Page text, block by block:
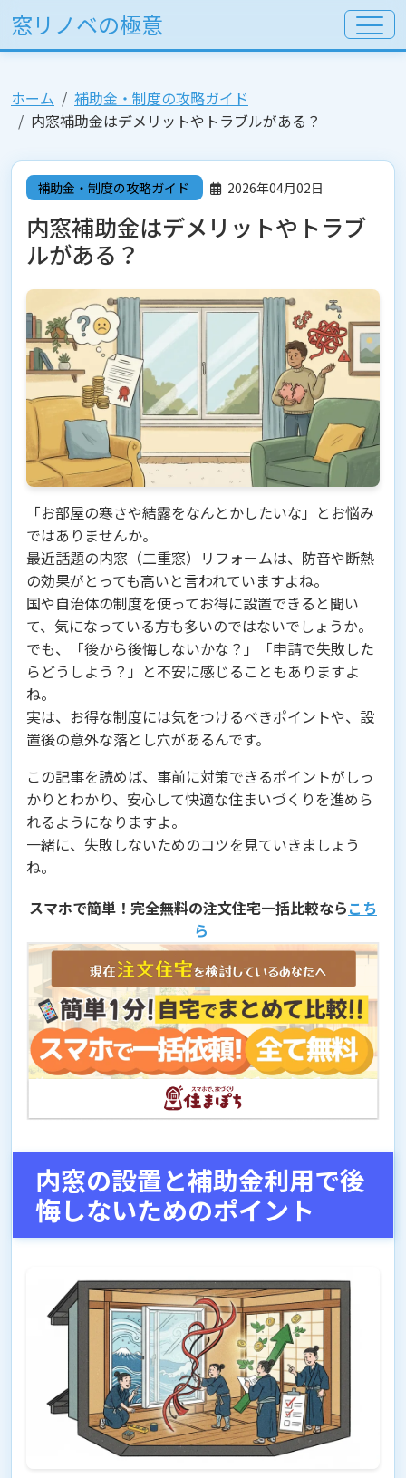
窓リノベの極意
ホーム
補助金・制度の攻略ガイド
内窓補助金はデメリットやトラブルがある？
補助金・制度の攻略ガイド 2026年04月02日
内窓補助金はデメリットやトラブ
ルがある？
「お部屋の寒さや結露をなんとかしたいな」とお悩み
ではありませんか。
最近話題の内窓（二重窓）リフォームは、防音や断熱
の効果がとっても高いと言われていますよね。
国や自治体の制度を使ってお得に設置できると聞い
て、気になっている方も多いのではないでしょうか。
でも、「後から後悔しないかな？」「申請で失敗した
らどうしよう？」と不安に感じることもありますよ
ね。
実は、お得な制度には気をつけるべきポイントや、設
置後の意外な落とし穴があるんです。
この記事を読めば、事前に対策できるポイントがしっ
かりとわかり、安心して快適な住まいづくりを進めら
れるようになりますよ。
一緒に、失敗しないためのコツを見ていきましょう
ね。
スマホで簡単！完全無料の注文住宅一括比較ならこち
ら
内窓の設置と補助金利用で後
悔しないためのポイント